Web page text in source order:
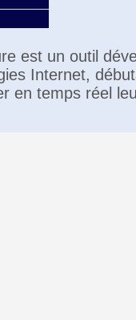
est un outil
Internet,
en temps réel